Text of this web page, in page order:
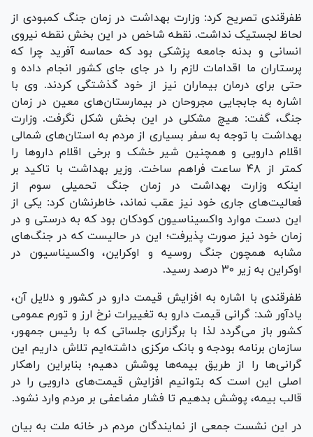
ظفرقندی تصریح کرد: وزارت بهداشت در زمان جنگ کمبودی از
لحاظ لجستیک نداشت. نقطه شاخص در این بخش نقطه نیروی
انسانی و بدنه جامعه پزشکی بود که حماسه آفرید چرا که
پرستاران ما اقدامات لازم را در جای جای کشور انجام داده و
حتی برای درمان بیماران نیز از خود گذشتگی کردند. وی با
اشاره به جابجایی مجروحان در بیمارستان‌های معین در زمان
جنگ، گفت: هیچ مشکلی در این بخش شکل نگرفت. وزارت
بهداشت با توجه به سفر بسیاری از مردم به استان‌های شمالی
اقلام دارویی و همچنین شیر خشک و برخی اقلام دارو‌ها را
کمتر از ۴۸ ساعت فراهم ساخت. وزیر بهداشت با تاکید بر
اینکه وزارت بهداشت در زمان جنگ تحمیلی سوم از
فعالیت‌های جاری خود نیز عقب نماند، خاطرنشان کرد: یکی از
این دست موارد واکسیناسیون کودکان بود که به درستی و در
زمان خود نیز صورت پذیرفت؛ این در حالیست که در جنگ‌های
مشابه همچون جنگ روسیه و اوکراین، واکسیناسیون در
اوکراین به زیر ۳۰ درصد رسید.
ظفرقندی با اشاره به افزایش قیمت دارو در کشور و دلایل آن،
یادآور شد: گرانی قیمت دارو به تغییرات نرخ ارز و تورم عمومی
کشور باز می‌گردد لذا با برگزاری جلساتی که با رئیس جمهور،
سازمان برنامه بودجه و بانک مرکزی داشته‌ایم تلاش داریم این
گرانی‌ها را از طریق بیمه‌ها پوشش دهیم؛ بنابراین راهکار
اصلی این است که بتوانیم افزایش قیمت‌های دارویی را در
قالب بیمه، پوشش بدهیم تا فشار مضاعفی بر مردم وارد نشود.
در این نشست جمعی از نمایندگان مردم در خانه ملت به بیان